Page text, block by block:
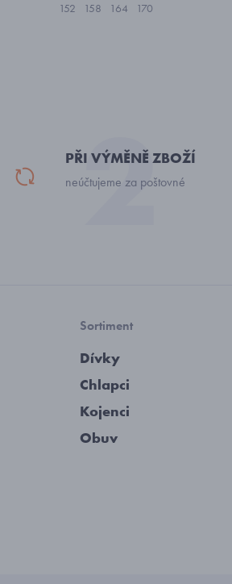
152 158 164 170
PŘI VÝMĚNĚ ZBOŽÍ
neúčtujeme za poštovné
Sortiment
Dívky
Chlapci
Kojenci
Obuv